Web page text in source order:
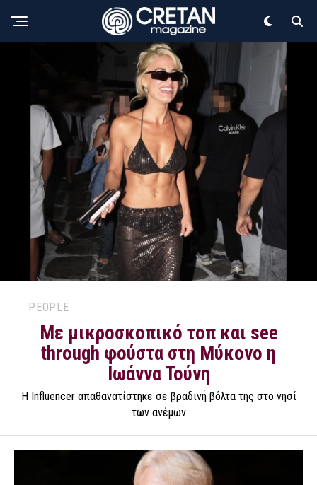
PEOPLE
Με μικροσκοπικό τοπ και see
through φούστα στη Μύκονο η
Ιωάννα Τούνη
Η Influencer απαθανατίστηκε σε βραδινή βόλτα της στο νησί
των ανέμων